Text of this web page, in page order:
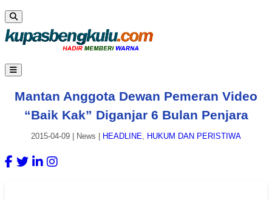
Mantan Anggota Dewan Pemeran Video
“Baik Kak” Diganjar 6 Bulan Penjara
2015-04-09 News HEADLINE, HUKUM DAN PERISTIWA